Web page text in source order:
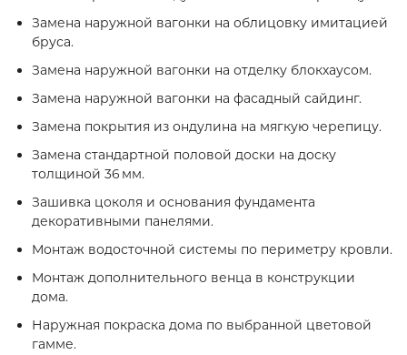
Замена наружной вагонки на облицовку имитацией
бруса.
Замена наружной вагонки на отделку блокхаусом.
Замена наружной вагонки на фасадный сайдинг.
Замена покрытия из ондулина на мягкую черепицу.
Замена стандартной половой доски на доску
толщиной 36 мм.
Зашивка цоколя и основания фундамента
декоративными панелями.
Монтаж водосточной системы по периметру кровли.
Монтаж дополнительного венца в конструкции
дома.
Наружная покраска дома по выбранной цветовой
гамме.